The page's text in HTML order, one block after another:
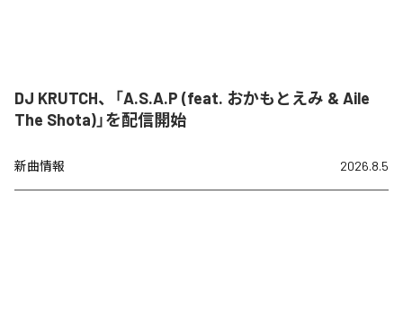
DJ KRUTCH、「A.S.A.P (feat. おかもとえみ & Aile
The Shota)」を配信開始
新曲情報 2026.8.5